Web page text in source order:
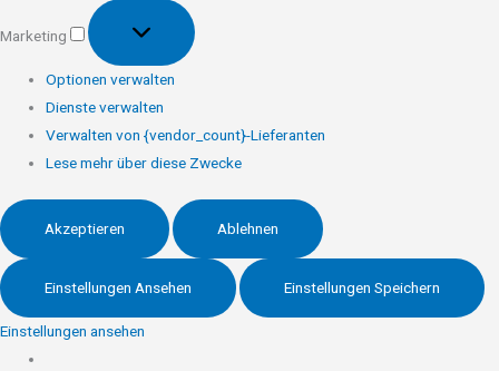
Marketing
Marketing
Optionen verwalten
Dienste verwalten
Verwalten von {vendor_count}-Lieferanten
Lese mehr über diese Zwecke
Akzeptieren Ablehnen
Einstellungen Ansehen Einstellungen Speichern
Einstellungen ansehen